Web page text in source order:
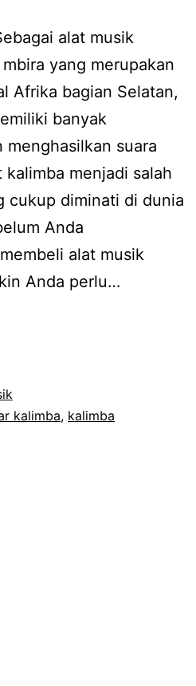
alat musik
yang merupakan
Afrika bagian Selatan,
banyak
menghasilkan suara
menjadi salah
cukup diminati di dunia
Anda
alat musik
Anda perlu…
kalimba, kalimba